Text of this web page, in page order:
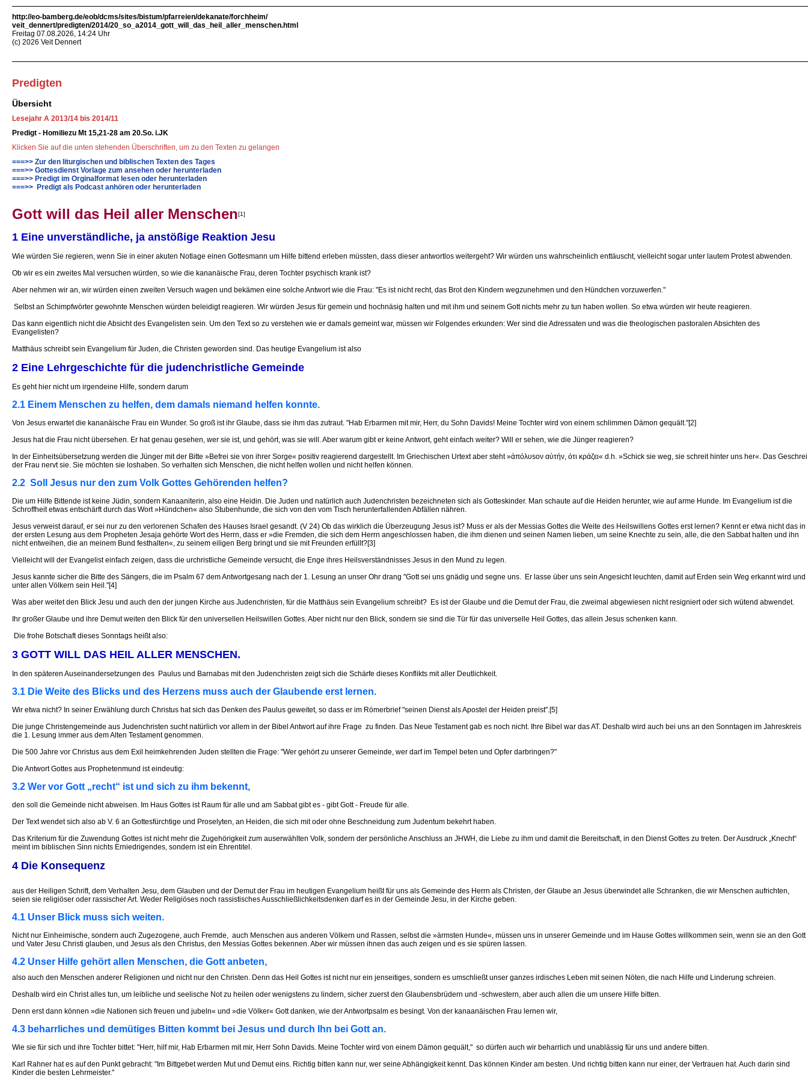
http://eo-bamberg.de/eob/dcms/sites/bistum/pfarreien/dekanate/forchheim/
veit_dennert/predigten/2014/20_so_a2014_gott_will_das_heil_aller_menschen.html
Freitag 07.08.2026, 14:24 Uhr
(c) 2026 Veit Dennert
Predigten
Übersicht
Lesejahr A 2013/14 bis 2014/11
Predigt - Homiliezu Mt 15,21-28 am 20.So. i.JK
Klicken Sie auf die unten stehenden Überschriften, um zu den Texten zu gelangen
===>> Zur den liturgischen und biblischen Texten des Tages
===>> Gottesdienst Vorlage zum ansehen oder herunterladen
===>> Predigt im Orginalformat lesen oder herunterladen
===>> Predigt als Podcast anhören oder herunterladen
Gott will das Heil aller Menschen[1]
1 Eine unverständliche, ja anstößige Reaktion Jesu
Wie würden Sie regieren, wenn Sie in einer akuten Notlage einen Gottesmann um Hilfe bittend erleben müssten, dass dieser antwortlos weitergeht? Wir würden uns wahrscheinlich enttäuscht, vielleicht sogar unter lautem Protest abwenden.
Ob wir es ein zweites Mal versuchen würden, so wie die kananäische Frau, deren Tochter psychisch krank ist?
Aber nehmen wir an, wir würden einen zweiten Versuch wagen und bekämen eine solche Antwort wie die Frau: "Es ist nicht recht, das Brot den Kindern wegzunehmen und den Hündchen vorzuwerfen."
Selbst an Schimpfwörter gewohnte Menschen würden beleidigt reagieren. Wir würden Jesus für gemein und hochnäsig halten und mit ihm und seinem Gott nichts mehr zu tun haben wollen. So etwa würden wir heute reagieren.
Das kann eigentlich nicht die Absicht des Evangelisten sein. Um den Text so zu verstehen wie er damals gemeint war, müssen wir Folgendes erkunden: Wer sind die Adressaten und was die theologischen pastoralen Absichten des
Evangelisten?
Matthäus schreibt sein Evangelium für Juden, die Christen geworden sind. Das heutige Evangelium ist also
2 Eine Lehrgeschichte für die judenchristliche Gemeinde
Es geht hier nicht um irgendeine Hilfe, sondern darum
2.1 Einem Menschen zu helfen, dem damals niemand helfen konnte.
Von Jesus erwartet die kananäische Frau ein Wunder. So groß ist ihr Glaube, dass sie ihm das zutraut. "Hab Erbarmen mit mir, Herr, du Sohn Davids! Meine Tochter wird von einem schlimmen Dämon gequält."[2]
Jesus hat die Frau nicht übersehen. Er hat genau gesehen, wer sie ist, und gehört, was sie will. Aber warum gibt er keine Antwort, geht einfach weiter? Will er sehen, wie die Jünger reagieren?
In der Einheitsübersetzung werden die Jünger mit der Bitte »Befrei sie von ihrer Sorge« positiv reagierend dargestellt. Im Griechischen Urtext aber steht »ἀπόλυsoν αὐτήν, ότι κράζει« d.h. »Schick sie weg, sie schreit hinter uns her«. Das Geschrei
der Frau nervt sie. Sie möchten sie loshaben. So verhalten sich Menschen, die nicht helfen wollen und nicht helfen können.
2.2 Soll Jesus nur den zum Volk Gottes Gehörenden helfen?
Die um Hilfe Bittende ist keine Jüdin, sondern Kanaaniterin, also eine Heidin. Die Juden und natürlich auch Judenchristen bezeichneten sich als Gotteskinder. Man schaute auf die Heiden herunter, wie auf arme Hunde. Im Evangelium ist die
Schroffheit etwas entschärft durch das Wort »Hündchen« also Stubenhunde, die sich von den vom Tisch herunterfallenden Abfällen nähren.
Jesus verweist darauf, er sei nur zu den verlorenen Schafen des Hauses Israel gesandt. (V 24) Ob das wirklich die Überzeugung Jesus ist? Muss er als der Messias Gottes die Weite des Heilswillens Gottes erst lernen? Kennt er etwa nicht das in
der ersten Lesung aus dem Propheten Jesaja gehörte Wort des Herrn, dass er »die Fremden, die sich dem Herrn angeschlossen haben, die ihm dienen und seinen Namen lieben, um seine Knechte zu sein, alle, die den Sabbat halten und ihn
nicht entweihen, die an meinem Bund festhalten«, zu seinem eiligen Berg bringt und sie mit Freunden erfüllt?[3]
Vielleicht will der Evangelist einfach zeigen, dass die urchristliche Gemeinde versucht, die Enge ihres Heilsverständnisses Jesus in den Mund zu legen.
Jesus kannte sicher die Bitte des Sängers, die im Psalm 67 dem Antwortgesang nach der 1. Lesung an unser Ohr drang "Gott sei uns gnädig und segne uns. Er lasse über uns sein Angesicht leuchten, damit auf Erden sein Weg erkannt wird und
unter allen Völkern sein Heil."[4]
Was aber weitet den Blick Jesu und auch den der jungen Kirche aus Judenchristen, für die Matthäus sein Evangelium schreibt? Es ist der Glaube und die Demut der Frau, die zweimal abgewiesen nicht resigniert oder sich wütend abwendet.
Ihr großer Glaube und ihre Demut weiten den Blick für den universellen Heilswillen Gottes. Aber nicht nur den Blick, sondern sie sind die Tür für das universelle Heil Gottes, das allein Jesus schenken kann.
Die frohe Botschaft dieses Sonntags heißt also:
3 GOTT WILL DAS HEIL ALLER MENSCHEN.
In den späteren Auseinandersetzungen des Paulus und Barnabas mit den Judenchristen zeigt sich die Schärfe dieses Konflikts mit aller Deutlichkeit.
3.1 Die Weite des Blicks und des Herzens muss auch der Glaubende erst lernen.
Wir etwa nicht? In seiner Erwählung durch Christus hat sich das Denken des Paulus geweitet, so dass er im Römerbrief "seinen Dienst als Apostel der Heiden preist".[5]
Die junge Christengemeinde aus Judenchristen sucht natürlich vor allem in der Bibel Antwort auf ihre Frage zu finden. Das Neue Testament gab es noch nicht. Ihre Bibel war das AT. Deshalb wird auch bei uns an den Sonntagen im Jahreskreis
die 1. Lesung immer aus dem Alten Testament genommen.
Die 500 Jahre vor Christus aus dem Exil heimkehrenden Juden stellten die Frage: "Wer gehört zu unserer Gemeinde, wer darf im Tempel beten und Opfer darbringen?"
Die Antwort Gottes aus Prophetenmund ist eindeutig:
3.2 Wer vor Gott „recht“ ist und sich zu ihm bekennt,
den soll die Gemeinde nicht abweisen. Im Haus Gottes ist Raum für alle und am Sabbat gibt es - gibt Gott - Freude für alle.
Der Text wendet sich also ab V. 6 an Gottesfürchtige und Proselyten, an Heiden, die sich mit oder ohne Beschneidung zum Judentum bekehrt haben.
Das Kriterium für die Zuwendung Gottes ist nicht mehr die Zugehörigkeit zum auserwählten Volk, sondern der persönliche Anschluss an JHWH, die Liebe zu ihm und damit die Bereitschaft, in den Dienst Gottes zu treten. Der Ausdruck „Knecht“
meint im biblischen Sinn nichts Erniedrigendes, sondern ist ein Ehrentitel.
4 Die Konsequenz
aus der Heiligen Schrift, dem Verhalten Jesu, dem Glauben und der Demut der Frau im heutigen Evangelium heißt für uns als Gemeinde des Herrn als Christen, der Glaube an Jesus überwindet alle Schranken, die wir Menschen aufrichten,
seien sie religiöser oder rassischer Art. Weder Religiöses noch rassistisches Ausschließlichkeitsdenken darf es in der Gemeinde Jesu, in der Kirche geben.
4.1 Unser Blick muss sich weiten.
Nicht nur Einheimische, sondern auch Zugezogene, auch Fremde, auch Menschen aus anderen Völkern und Rassen, selbst die »ärmsten Hunde«, müssen uns in unserer Gemeinde und im Hause Gottes willkommen sein, wenn sie an den Gott
und Vater Jesu Christi glauben, und Jesus als den Christus, den Messias Gottes bekennen. Aber wir müssen ihnen das auch zeigen und es sie spüren lassen.
4.2 Unser Hilfe gehört allen Menschen, die Gott anbeten,
also auch den Menschen anderer Religionen und nicht nur den Christen. Denn das Heil Gottes ist nicht nur ein jenseitiges, sondern es umschließt unser ganzes irdisches Leben mit seinen Nöten, die nach Hilfe und Linderung schreien.
Deshalb wird ein Christ alles tun, um leibliche und seelische Not zu heilen oder wenigstens zu lindern, sicher zuerst den Glaubensbrüdern und -schwestern, aber auch allen die um unsere Hilfe bitten.
Denn erst dann können »die Nationen sich freuen und jubeln« und »die Völker« Gott danken, wie der Antwortpsalm es besingt. Von der kanaanäischen Frau lernen wir,
4.3 beharrliches und demütiges Bitten kommt bei Jesus und durch Ihn bei Gott an.
Wie sie für sich und ihre Tochter bittet: "Herr, hilf mir, Hab Erbarmen mit mir, Herr Sohn Davids. Meine Tochter wird von einem Dämon gequält," so dürfen auch wir beharrlich und unablässig für uns und andere bitten.
Karl Rahner hat es auf den Punkt gebracht: "Im Bittgebet werden Mut und Demut eins. Richtig bitten kann nur, wer seine Abhängigkeit kennt. Das können Kinder am besten. Und richtig bitten kann nur einer, der Vertrauen hat. Auch darin sind
Kinder die besten Lehrmeister."